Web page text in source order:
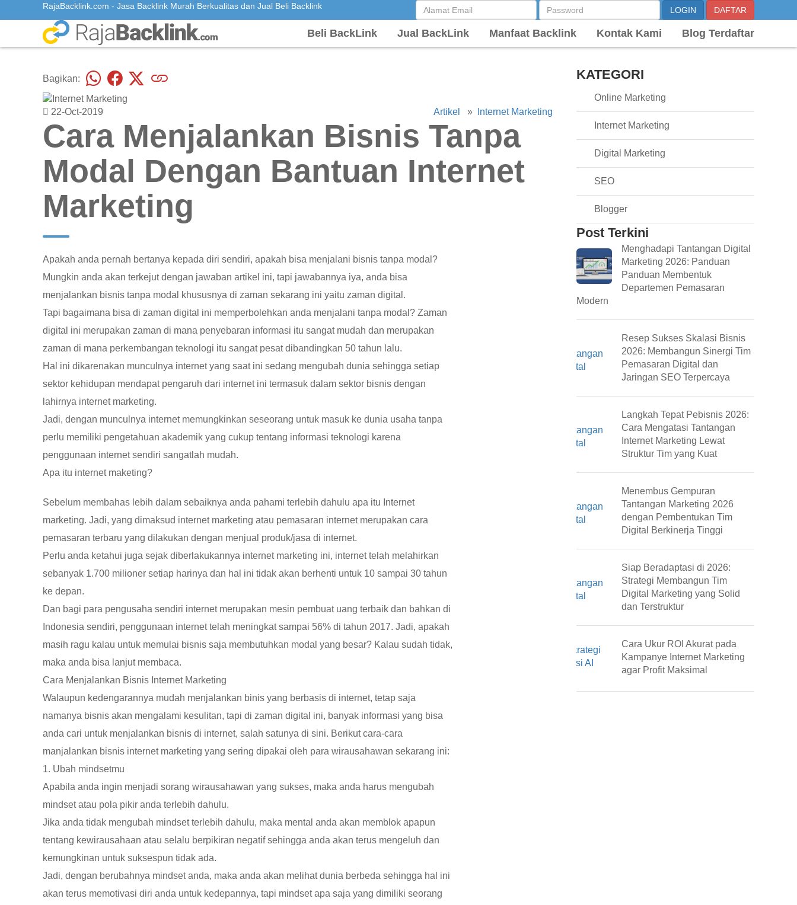
RajaBacklink.com - Jasa Backlink Murah Berkualitas dan Jual Beli Backlink
Beli BackLink Jual BackLink Manfaat Backlink Kontak Kami Blog Terdaftar
Bagikan:
22-Oct-2019 Artikel » Internet Marketing
Cara Menjalankan Bisnis Tanpa
Modal Dengan Bantuan Internet
Marketing
Apakah anda pernah bertanya kepada diri sendiri, apakah bisa menjalani bisnis tanpa modal?
Mungkin anda akan terkejut dengan jawaban artikel ini, tapi jawabannya iya, anda bisa
menjalankan bisnis tanpa modal khususnya di zaman sekarang ini yaitu zaman digital.
Tapi bagaimana bisa di zaman digital ini memperbolehkan anda menjalani tanpa modal? Zaman
digital ini merupakan zaman di mana penyebaran informasi itu sangat mudah dan merupakan
zaman di mana perkembangan teknologi itu sangat pesat dibandingkan 50 tahun lalu.
Hal ini dikarenakan munculnya internet yang saat ini sedang mengubah dunia sehingga setiap
sektor kehidupan mendapat pengaruh dari internet ini termasuk dalam sektor bisnis dengan
lahirnya internet marketing.
Jadi, dengan munculnya internet memungkinkan seseorang untuk masuk ke dunia usaha tanpa
perlu memiliki pengetahuan akademik yang cukup tentang informasi teknologi karena
penggunaan internet sendiri sangatlah mudah.
Apa itu internet maketing?
Sebelum membahas lebih dalam sebaiknya anda pahami terlebih dahulu apa itu Internet
marketing. Jadi, yang dimaksud internet marketing atau pemasaran internet merupakan cara
pemasaran terbaru yang dilakukan dengan menjual produk/jasa di internet.
Perlu anda ketahui juga sejak diberlakukannya internet marketing ini, internet telah melahirkan
sebanyak 1.700 milioner setiap harinya dan hal ini tidak akan berhenti untuk 10 sampai 30 tahun
ke depan.
Dan bagi para pengusaha sendiri internet merupakan mesin pembuat uang terbaik dan bahkan di
Indonesia sendiri, penggunaan internet telah meningkat sampai 56% di tahun 2017. Jadi, apakah
masih ragu kalau untuk memulai bisnis saja membutuhkan modal yang besar? Kalau sudah tidak,
maka anda bisa lanjut membaca.
Cara Menjalankan Bisnis Internet Marketing
Walaupun kedengarannya mudah menjalankan binis yang berbasis di internet, tetap saja
namanya bisnis akan mengalami kesulitan, tapi di zaman digital ini, banyak informasi yang bisa
anda cari untuk menjalankan bisnis di internet, salah satunya di sini. Berikut cara-cara
manjalankan bisnis internet marketing yang sering dipakai oleh para wirausahawan sekarang ini:
1. Ubah mindsetmu
Apabila anda ingin menjadi sorang wirausahawan yang sukses, maka anda harus mengubah
mindset atau pola pikir anda terlebih dahulu.
Jika anda tidak mengubah mindset terlebih dahulu, maka mental anda akan memblok apapun
tentang kewirausahaan atau selalu berpikiran negatif sehingga anda akan terus mengeluh dan
kemungkinan untuk suksespun tidak ada.
Jadi, dengan berubahnya mindset anda, maka anda akan melihat dunia berbeda sehingga hal ini
akan terus memotivasi diri anda untuk kedepannya, tapi mindset apa saja yang dimiliki seorang
KATEGORI
Online Marketing
Internet Marketing
Digital Marketing
SEO
Blogger
Post Terkini
Menghadapi Tantangan Digital
Marketing 2026: Panduan
Panduan Membentuk
Departemen Pemasaran
Modern
Resep Sukses Skalasi Bisnis
2026: Membangun Sinergi Tim
Pemasaran Digital dan
Jaringan SEO Terpercaya
Langkah Tepat Pebisnis 2026:
Cara Mengatasi Tantangan
Internet Marketing Lewat
Struktur Tim yang Kuat
Menembus Gempuran
Tantangan Marketing 2026
dengan Pembentukan Tim
Digital Berkinerja Tinggi
Siap Beradaptasi di 2026:
Strategi Membangun Tim
Digital Marketing yang Solid
dan Terstruktur
Cara Ukur ROI Akurat pada
Kampanye Internet Marketing
agar Profit Maksimal